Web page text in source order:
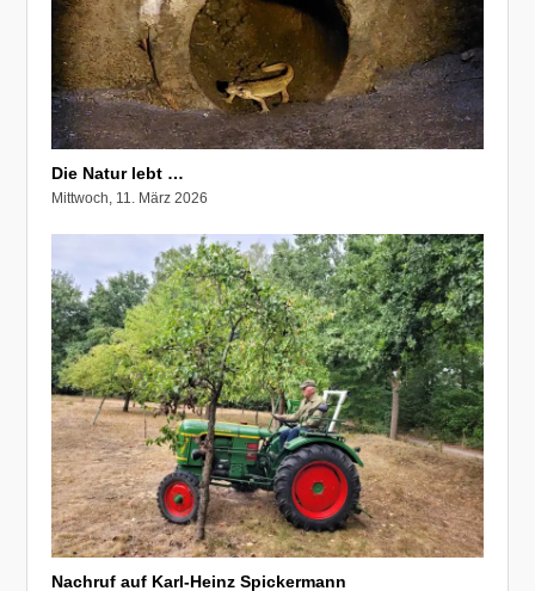
Die Natur lebt …
Mittwoch, 11. März 2026
Nachruf auf Karl-Heinz Spickermann